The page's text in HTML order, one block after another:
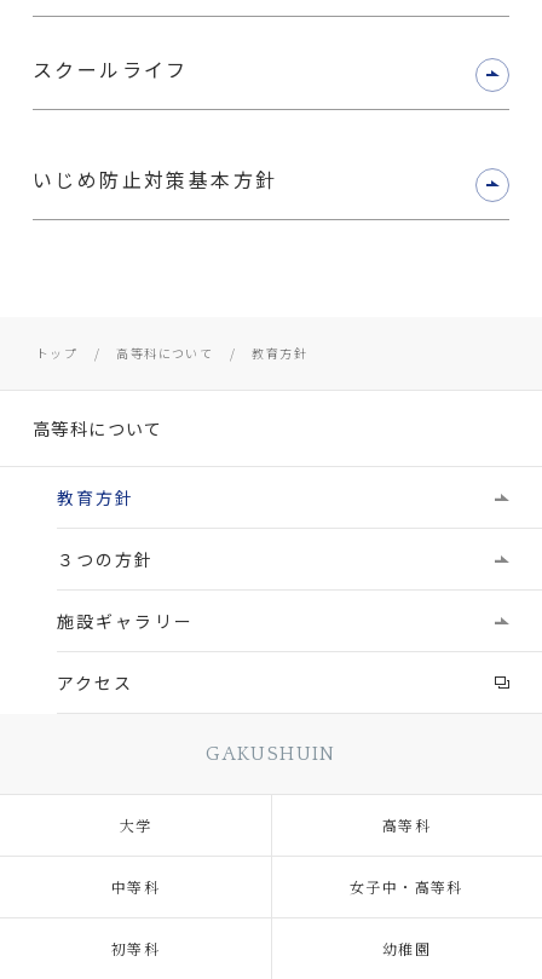
高等科について
教育方針
３つの方針
施設ギャラリー
アクセス
トップ 高等科について 教育方針
スクールライフ
いじめ防止対策基本方針
GAKUSHUIN
大学 高等科
中等科 女子中・高等科
初等科 幼稚園